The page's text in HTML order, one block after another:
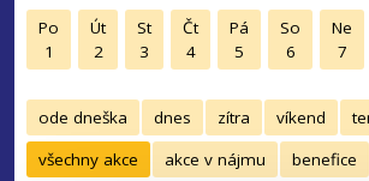
Po
1
Út
2
St
3
Čt
4
Pá
5
So
6
Ne
7
ode dneška dnes zítra víkend
všechny akce
akce v nájmu benefice